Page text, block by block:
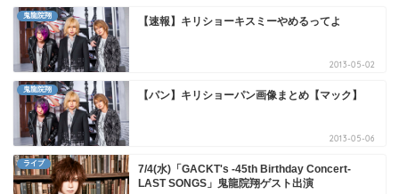
鬼龍院翔 【速報】キリショーキスミーやめるってよ
2013-05-02
鬼龍院翔 【パン】キリショーパン画像まとめ【マック】
2013-05-06
ライブ
7/4(水)「GACKT's -45th Birthday Concert-
LAST SONGS」鬼龍院翔ゲスト出演